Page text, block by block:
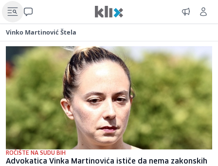
Vinko Martinović Štela
ROČIŠTE NA SUDU BIH
Advokatica Vinka Martinovića ističe da nema zakonskih